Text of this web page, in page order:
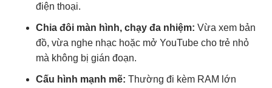
điện thoại.
Chia đôi màn hình, chạy đa nhiệm: Vừa xem bản
đồ, vừa nghe nhạc hoặc mở YouTube cho trẻ nhỏ
mà không bị gián đoạn.
Cấu hình mạnh mẽ: Thường đi kèm RAM lớn